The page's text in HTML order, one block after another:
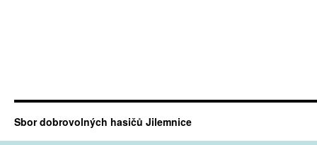
Sbor dobrovolných hasičů Jilemnice